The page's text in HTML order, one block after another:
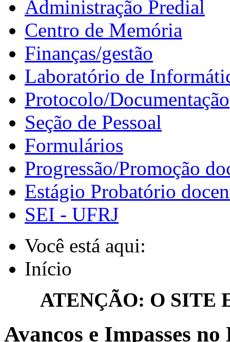
Administração Predial
Centro de Memória
Finanças/gestão
Laboratório de
Protocolo/Documentação
Seção de Pessoal
Formulários
Progressão/Promoção
Estágio Probatório
SEI - UFRJ
Você está aqui:
Início
ATENÇÃO: O SITE
Avanços e Impasses